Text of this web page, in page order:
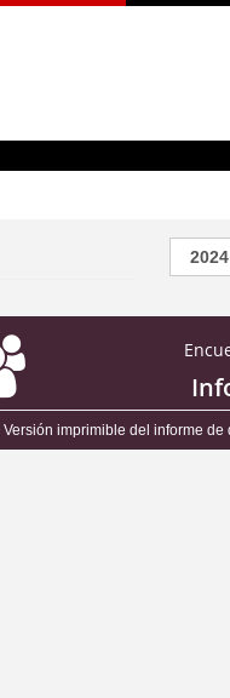
Versión imprimible del informe de